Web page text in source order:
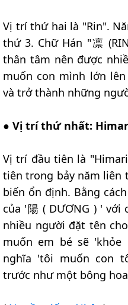
Vị trí thứ hai là "Rin".
thứ 3. Chữ Hán "凛
thân tâm nên được
muốn con mình lớn
và trở thành những
● Vị trí thứ nhất:
Vị trí đầu tiên là
tiên trong bảy năm liên
biến ổn định. Bằng
của '陽 ( DƯƠNG ) ' với
nhiều người đặt tên
muốn em bé sẽ
nghĩa 'tôi muốn con
trước như một bông